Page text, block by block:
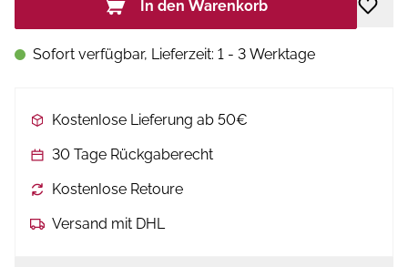
In den Warenkorb
Sofort verfügbar, Lieferzeit: 1 - 3 Werktage
Kostenlose Lieferung ab 50€
30 Tage Rückgaberecht
Kostenlose Retoure
Versand mit DHL